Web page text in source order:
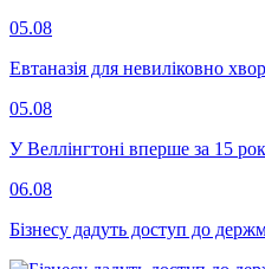
05.08
Евтаназія для невиліковно
05.08
У Веллінгтоні вперше за 15
06.08
Бізнесу дадуть доступ до